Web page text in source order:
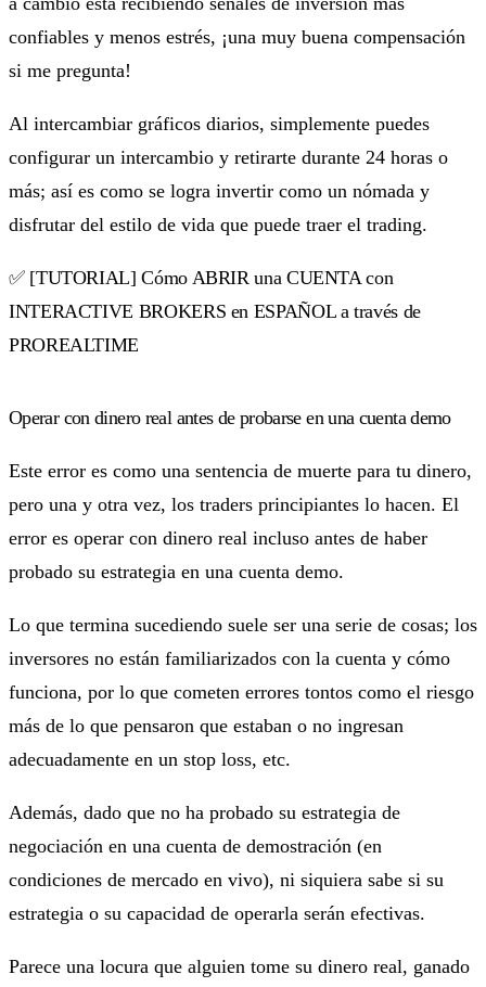
confiables y menos estrés, ¡una muy buena compensación
si me pregunta!
Al intercambiar gráficos diarios, simplemente puedes
configurar un intercambio y retirarte durante 24 horas o
más; así es como se logra invertir como un nómada y
disfrutar del estilo de vida que puede traer el trading.
✅ [TUTORIAL] Cómo ABRIR una CUENTA con
INTERACTIVE BROKERS en ESPAÑOL a través de
PROREALTIME
Operar con dinero real antes de probarse en una cuenta demo
Este error es como una sentencia de muerte para tu dinero,
pero una y otra vez, los traders principiantes lo hacen. El
error es operar con dinero real incluso antes de haber
probado su estrategia en una cuenta demo.
Lo que termina sucediendo suele ser una serie de cosas; los
inversores no están familiarizados con la cuenta y cómo
funciona, por lo que cometen errores tontos como el riesgo
más de lo que pensaron que estaban o no ingresan
adecuadamente en un stop loss, etc.
Además, dado que no ha probado su estrategia de
negociación en una cuenta de demostración (en
condiciones de mercado en vivo), ni siquiera sabe si su
estrategia o su capacidad de operarla serán efectivas.
Parece una locura que alguien tome su dinero real, ganado